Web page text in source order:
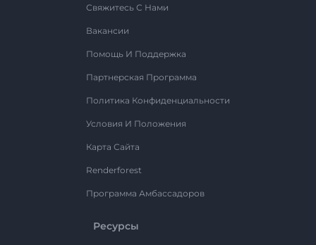
Свяжитесь С Нами
Вакансии
Помощь И Поддержка
Партнерская Программа
Политика Конфиденциальности
Условия И Положения
Карта Сайта
Renderforest
Программа Амбассадоров
Ресурсы